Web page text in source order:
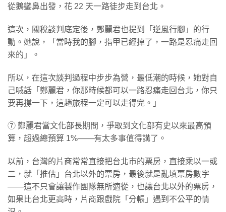
從鵝鑾鼻出發，花 22 天一路徒步走到台北。
這次，關稅談判底定後，鄭麗君也提到「逆風行腳」的行
動。她說，「當時我的腳，指甲已經掉了，一路是忍痛走回
來的」。
所以，在這次談判過程中步步為營，最低潮的時候，她對自
己喊話「鄭麗君，你那時候都可以一路忍痛走回台北，你只
要再撐一下，這趟旅程一定可以走得完。」
⑦ 鄭麗君當文化部長期間，爭取到文化部有史以來最高預
算，超過總預算 1%——有太多事值得講了。
以前，台灣的片商常常直接把台北市的票房，直接乘以一或
二，就「推估」台北以外的票房，最後就是亂填票房數字
——這不只會讓製作團隊無所適從，也讓台北以外的票房，
如果比台北更高時，片商跟戲院「分帳」遇到不公平的情